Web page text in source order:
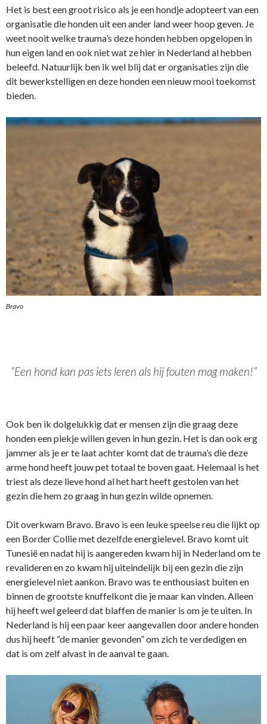
Het is best een groot risico als je een hondje adopteert van een
organisatie die honden uit een ander land weer hoop geven. Je
weet nooit welke trauma’s deze honden hebben opgelopen in
hun eigen land en ook niet wat ze hier in Nederland al hebben
beleefd. Natuurlijk ben ik wel blij dat er organisaties zijn die
dit bewerkstelligen en deze honden een nieuw mooi toekomst
bieden.
Bravo
“Een hond kan pas iets leren als hij fouten mag maken!”
Ook ben ik dolgelukkig dat er mensen zijn die graag deze
honden een plekje willen geven in hun gezin. Het is dan ook erg
jammer als je er te laat achter komt dat de trauma’s die deze
arme hond heeft jouw pet totaal te boven gaat. Helemaal is het
triest als deze lieve hond al het hart heeft gestolen van het
gezin die hem zo graag in hun gezin wilde opnemen.
Dit overkwam Bravo. Bravo is een leuke speelse reu die lijkt op
een Border Collie met dezelfde energielevel. Bravo komt uit
Tunesië en nadat hij is aangereden kwam hij in Nederland om te
revalideren en zo kwam hij uiteindelijk bij een gezin die zijn
energielevel niet aankon. Bravo was te enthousiast buiten en
binnen de grootste knuffelkont die je maar kan vinden. Alleen
hij heeft wel geleerd dat blaffen de manier is om je te uiten. In
Nederland is hij een paar keer aangevallen door andere honden
dus hij heeft “de manier gevonden” om zich te verdedigen en
dat is om zelf alvast in de aanval te gaan.